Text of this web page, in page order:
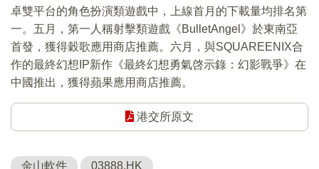
卓雙平台的角色扮演類遊戲中，上線首月的下載量均排名第
一。五月，第一人稱射擊類遊戲《BulletAngel》於東南亞
首發，獲得穀歌應用商店推薦。六月，與SQUAREENIX合
作的最終幻想IP新作《最終幻想勇氣啓示錄：幻影戰爭》在
中國推出，獲得蘋果應用商店推薦。
港交所原文
金山軟件 03888.HK